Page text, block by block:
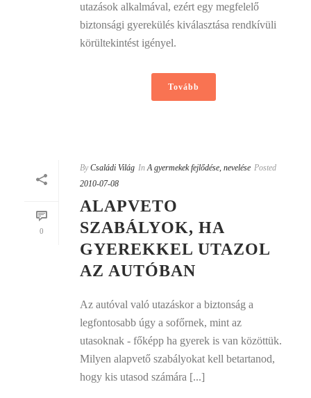
utazások alkalmával, ezért egy megfelelő
biztonsági gyerekülés kiválasztása rendkívüli
körültekintést igényel.
Tovább
0
By Családi Világ In A gyermekek fejlődése, nevelése Posted
2010-07-08
ALAPVETO
SZABÁLYOK, HA
GYEREKKEL UTAZOL
AZ AUTÓBAN
Az autóval való utazáskor a biztonság a
legfontosabb úgy a sofőrnek, mint az
utasoknak - főképp ha gyerek is van közöttük.
Milyen alapvető szabályokat kell betartanod,
hogy kis utasod számára [...]